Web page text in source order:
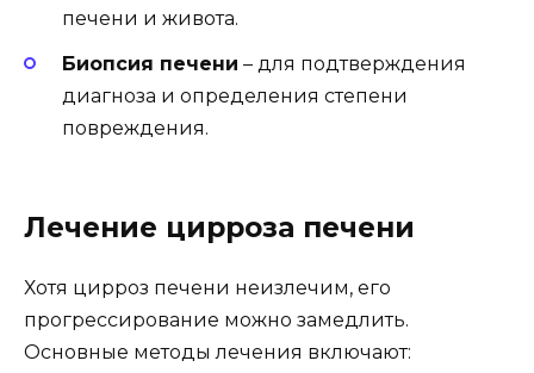
печени и живота.
Биопсия печени – для подтверждения
диагноза и определения степени
повреждения.
Лечение цирроза печени
Хотя цирроз печени неизлечим, его
прогрессирование можно замедлить.
Основные методы лечения включают: